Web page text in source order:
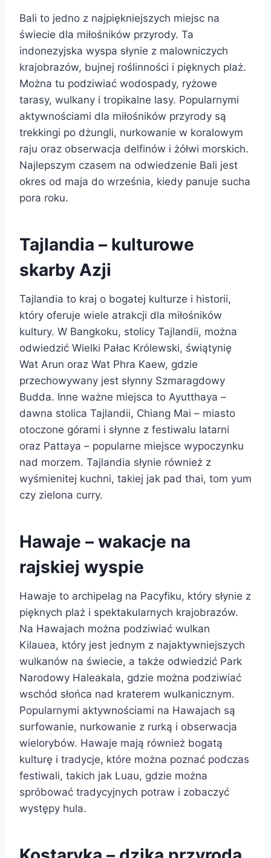
Bali to jedno z najpiękniejszych miejsc na
świecie dla miłośników przyrody. Ta
indonezyjska wyspa słynie z malowniczych
krajobrazów, bujnej roślinności i pięknych plaż.
Można tu podziwiać wodospady, ryżowe
tarasy, wulkany i tropikalne lasy. Popularnymi
aktywnościami dla miłośników przyrody są
trekkingi po dżungli, nurkowanie w koralowym
raju oraz obserwacja delfinów i żółwi morskich.
Najlepszym czasem na odwiedzenie Bali jest
okres od maja do września, kiedy panuje sucha
pora roku.
Tajlandia – kulturowe
skarby Azji
Tajlandia to kraj o bogatej kulturze i historii,
który oferuje wiele atrakcji dla miłośników
kultury. W Bangkoku, stolicy Tajlandii, można
odwiedzić Wielki Pałac Królewski, świątynię
Wat Arun oraz Wat Phra Kaew, gdzie
przechowywany jest słynny Szmaragdowy
Budda. Inne ważne miejsca to Ayutthaya –
dawna stolica Tajlandii, Chiang Mai – miasto
otoczone górami i słynne z festiwalu latarni
oraz Pattaya – popularne miejsce wypoczynku
nad morzem. Tajlandia słynie również z
wyśmienitej kuchni, takiej jak pad thai, tom yum
czy zielona curry.
Hawaje – wakacje na
rajskiej wyspie
Hawaje to archipelag na Pacyfiku, który słynie z
pięknych plaż i spektakularnych krajobrazów.
Na Hawajach można podziwiać wulkan
Kilauea, który jest jednym z najaktywniejszych
wulkanów na świecie, a także odwiedzić Park
Narodowy Haleakala, gdzie można podziwiać
wschód słońca nad kraterem wulkanicznym.
Popularnymi aktywnościami na Hawajach są
surfowanie, nurkowanie z rurką i obserwacja
wielorybów. Hawaje mają również bogatą
kulturę i tradycje, które można poznać podczas
festiwali, takich jak Luau, gdzie można
spróbować tradycyjnych potraw i zobaczyć
występy hula.